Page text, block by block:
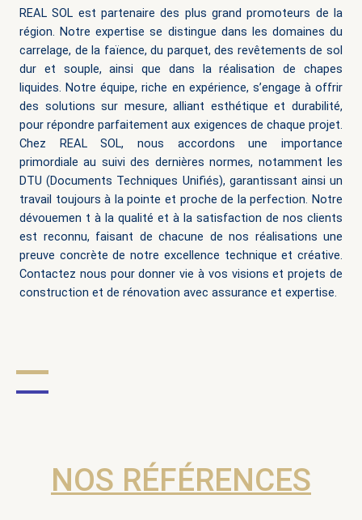
REAL SOL est partenaire des plus grand promoteurs de la
région. Notre expertise se distingue dans les domaines du
carrelage, de la faïence, du parquet, des revêtements de sol
dur et souple, ainsi que dans la réalisation de chapes
liquides. Notre équipe, riche en expérience, s’engage à offrir
des solutions sur mesure, alliant esthétique et durabilité,
pour répondre parfaitement aux exigences de chaque projet.
Chez REAL SOL, nous accordons une importance
primordiale au suivi des dernières normes, notamment les
DTU (Documents Techniques Unifiés), garantissant ainsi un
travail toujours à la pointe et proche de la perfection. Notre
dévouemen t à la qualité et à la satisfaction de nos clients
est reconnu, faisant de chacune de nos réalisations une
preuve concrète de notre excellence technique et créative.
Contactez nous pour donner vie à vos visions et projets de
construction et de rénovation avec assurance et expertise.
NOS RÉFÉRENCES